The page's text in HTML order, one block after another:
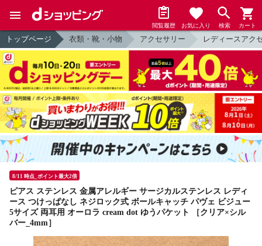
閲覧履歴 お気に入り 検索 カート
トップページ 衣類・靴・小物 アクセサリー レディースアク
8/11 時点_ポイント最大2倍
ピアス ステンレス 金属アレルギー サージカルステンレス レディ
ース つけっぱなし ネジロック式 ボールキャッチ パヴェ ビジュー
5サイズ 両耳用 オーロラ cream dot ゆうパケット ［クリア×シル
バー_4mm］